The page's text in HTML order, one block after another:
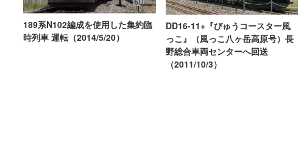
189系N102編成を使用した集約臨
時列車 運転（2014/5/20）
DD16-11+『びゅうコースター風
っこ』（風っこ八ヶ岳高原号）長
野総合車両センターへ回送
（2011/10/3）